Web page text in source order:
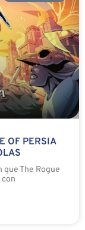
OF PERSIA
The Rogue